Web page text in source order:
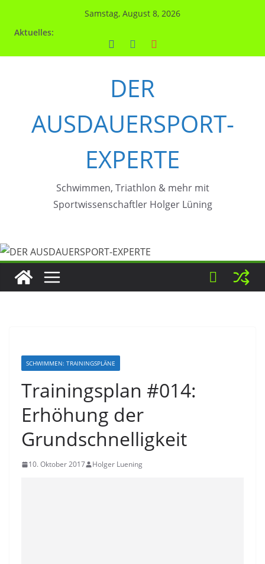
Samstag, August 8, 2026
Aktuelles:
DER
AUSDAUERSPORT-
EXPERTE
Schwimmen, Triathlon & mehr mit
Sportwissenschaftler Holger Lüning
SCHWIMMEN: TRAININGSPLÄNE
Trainingsplan #014:
Erhöhung der
Grundschnelligkeit
10. Oktober 2017 Holger Luening